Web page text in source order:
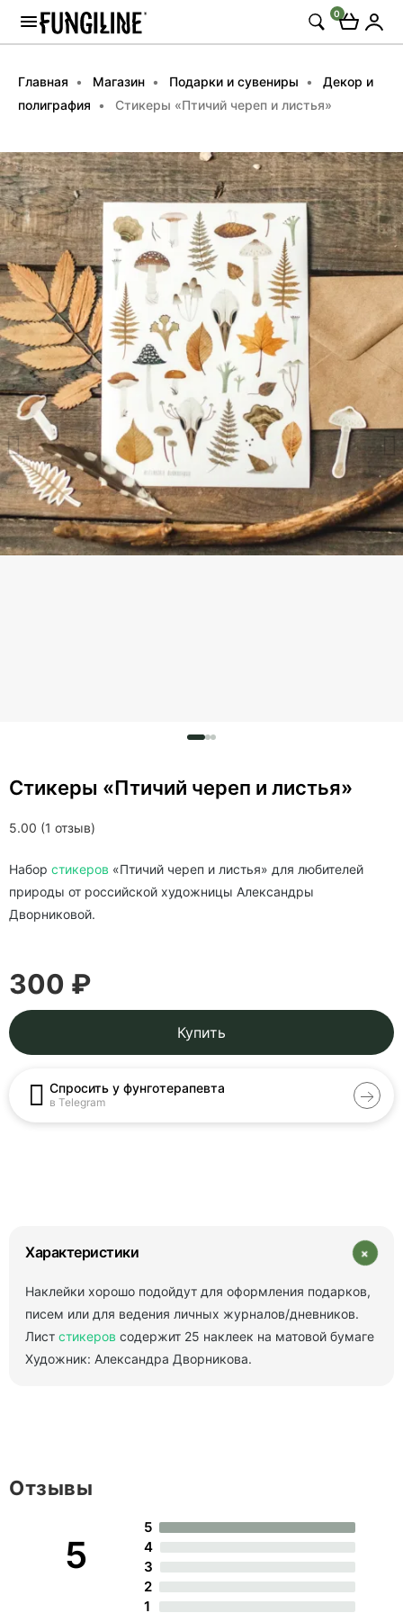
0
Главная Магазин Подарки и сувениры
Декор и
полиграфия
Стикеры «Птичий череп и листья»
5.00 (1 отзыв)
Стикеры «Птичий череп и листья»
Набор стикеров «Птичий череп и листья» для любителей
природы от российской художницы Александры
Дворниковой.
300 ₽
Купить
Спросить у фунготерапевта
в Telegram
Характеристики +
Наклейки хорошо подойдут для оформления подарков,
писем или для ведения личных журналов/дневников.
Лист стикеров содержит 25 наклеек на матовой бумаге
Художник: Александра Дворникова.
5
5
4
3
2
1
Отзывы